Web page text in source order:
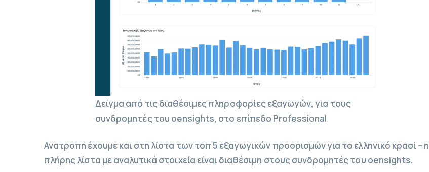
Δείγμα από τις διαθέσιμες πληροφορίες εξαγωγών, για τους
συνδρομητές του oensights, στο επίπεδο Professional
Ανατροπή έχουμε και στη λίστα των τοπ 5 εξαγωγικών προορισμών για το ελληνικό κρασί – η
πλήρης λίστα με αναλυτικά στοιχεία είναι διαθέσιμη στους συνδρομητές του oensights.